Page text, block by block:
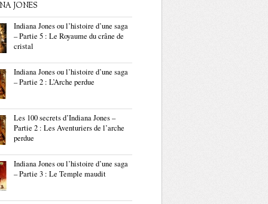
JONES
Indiana Jones ou l’histoire d’une saga
– Partie 5 : Le Royaume du crâne de
cristal
Indiana Jones ou l’histoire d’une saga
– Partie 2 : L’Arche perdue
Les 100 secrets d’Indiana Jones –
Partie 2 : Les Aventuriers de l’arche
perdue
Indiana Jones ou l’histoire d’une saga
– Partie 3 : Le Temple maudit